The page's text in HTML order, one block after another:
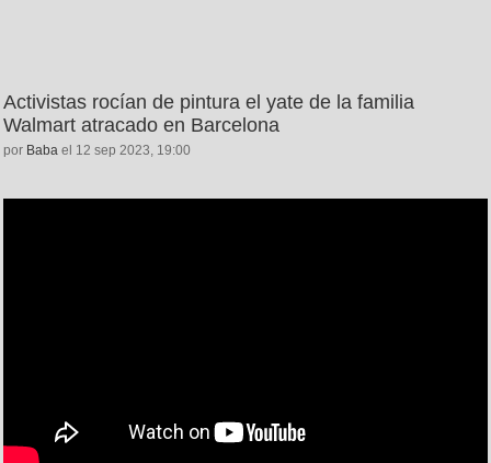
Activistas rocían de pintura el yate de la familia
Walmart atracado en Barcelona
por Baba el 12 sep 2023, 19:00